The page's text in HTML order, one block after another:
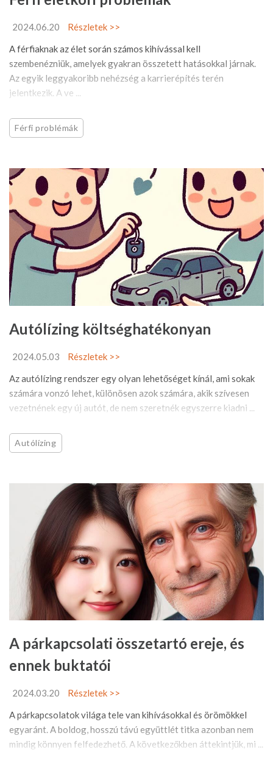
2024.06.20
Részletek >>
A férfiaknak az élet során számos kihívással kell
szembenézniük, amelyek gyakran összetett hatásokkal járnak.
Az egyik leggyakoribb nehézség a karrierépítés terén
jelentkezik. A ve ...
Férfi problémák
Autólízing költséghatékonyan
2024.05.03
Részletek >>
Az autólízing rendszer egy olyan lehetőséget kínál, ami sokak
számára vonzó lehet, különösen azok számára, akik szívesen
vezetnének egy új autót, de nem szeretnék egyszerre kiadni ...
Autólízing
A párkapcsolati összetartó ereje, és
ennek buktatói
2024.03.20
Részletek >>
A párkapcsolatok világa tele van kihívásokkal és örömökkel
egyaránt. A boldog, hosszú távú együttlét titka azonban nem
mindig könnyen felfedezhető. A következőkben áttekintjük, mi ...